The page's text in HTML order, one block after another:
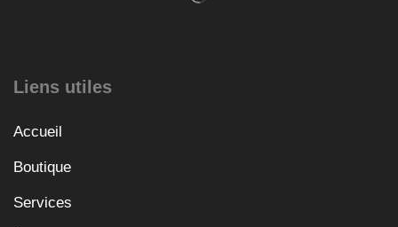
Liens utiles
Accueil
Boutique
Services